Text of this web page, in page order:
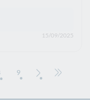
15/09/2025
9